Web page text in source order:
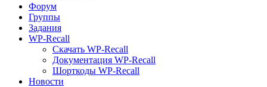
Форум
Группы
Задания
WP-Recall
Скачать WP-Recall
Документация WP-Recall
Шорткоды WP-Recall
Новости